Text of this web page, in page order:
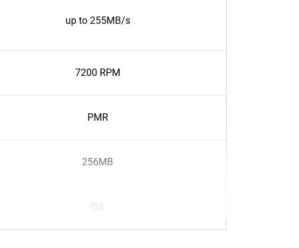
up to 255MB/s
7200 RPM
PMR
256MB
ISE